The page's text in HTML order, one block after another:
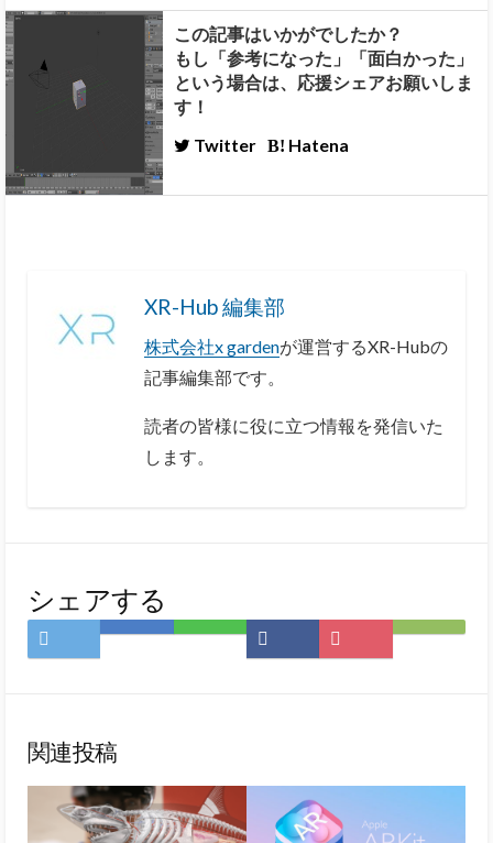
この記事はいかがでしたか？
もし「参考になった」「面白かった」
という場合は、応援シェアお願いしま
す！
Twitter
Hatena
XR-Hub 編集部
株式会社x gardenが運営するXR-Hubの
記事編集部です。
読者の皆様に役に立つ情報を発信いた
します。
シェアする
Twitter
で
は
ク
マ
ー
ク
LINE
Facebook
で
Pocket
に
Feedly
関連投稿